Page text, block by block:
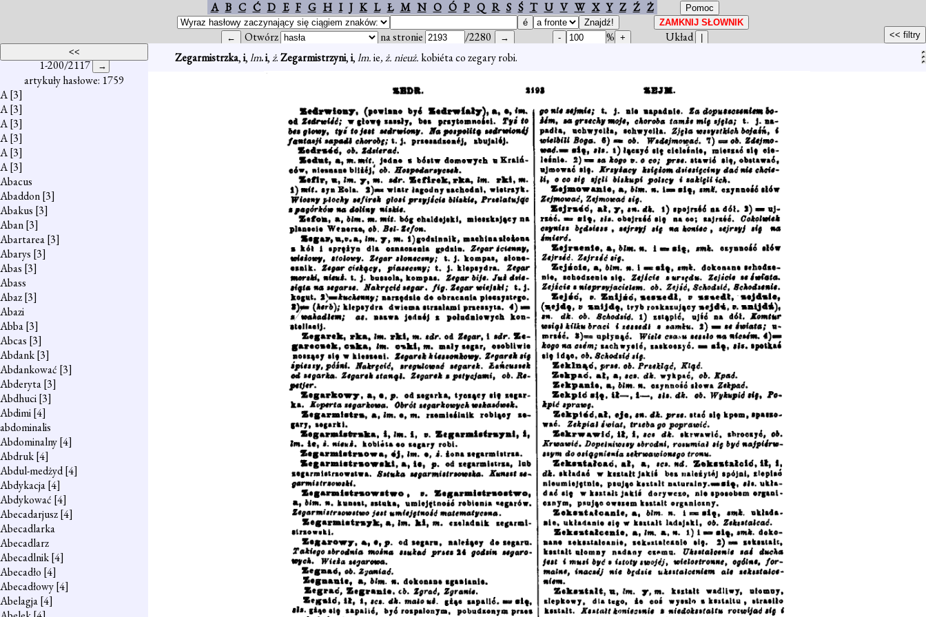
A B C Ć D E F G H I J K L Ł M N O Ó P Q R S Ś T U V W X Y Z Ź Ż
Otwórz na stronie /2280 %
Układ
1-200/2117
artykuły hasłowe: 1759
A[3]
A[3]
A[3]
A[3]
A[3]
A[3]
Abacus
Abaddon[3]
Abakus [3]
Aban[3]
Abartarea[3]
Abarys [3]
Abas [3]
Abass
Abaz[3]
Abazi
Abba[3]
Abcas [3]
Abdank[3]
Abdankować [3]
Abderyta[3]
Abdhuci[3]
Abdimi[4]
abdominalis
Abdominalny[4]
Abdruk[4]
Abdul-medżyd[4]
Abdykacja[4]
Abdykować [4]
Abecadarjusz[4]
Abecadlarka
Abecadlarz
Abecadlnik[4]
Abecadło [4]
Abecadłowy[4]
Abelagja[4]
Zegarmistrzka,i,lm. i,ż.Zegarmistrzyni,i,lm.ie, ż. nieuż. kobiéta co zegary robi.